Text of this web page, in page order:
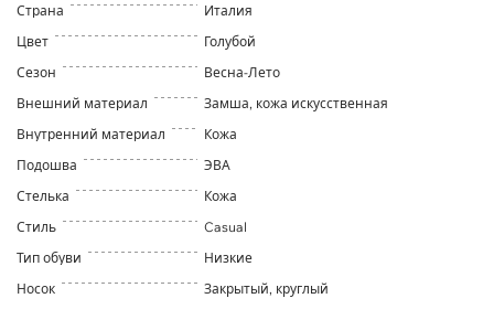
Страна
Италия
Цвет
Голубой
Сезон
Весна-Лето
Внешний материал
Замша, кожа искусственная
Внутренний материал
Кожа
Подошва
ЭВА
Стелька
Кожа
Стиль
Casual
Тип обуви
Низкие
Носок
Закрытый, круглый